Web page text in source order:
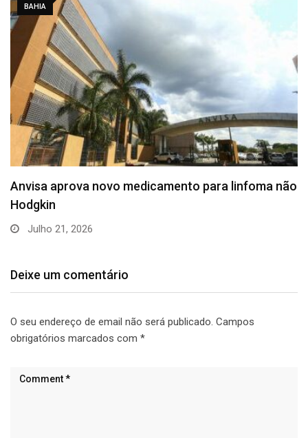
BAHIA
Anvisa aprova novo medicamento para linfoma não
Hodgkin
Julho 21, 2026
Deixe um comentário
O seu endereço de email não será publicado. Campos
obrigatórios marcados com *